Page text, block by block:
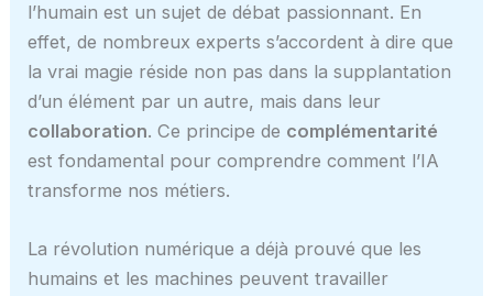
l’humain est un sujet de débat passionnant. En
effet, de nombreux experts s’accordent à dire que
la vrai magie réside non pas dans la supplantation
d’un élément par un autre, mais dans leur
collaboration. Ce principe de complémentarité
est fondamental pour comprendre comment l’IA
transforme nos métiers.
La révolution numérique a déjà prouvé que les
humains et les machines peuvent travailler